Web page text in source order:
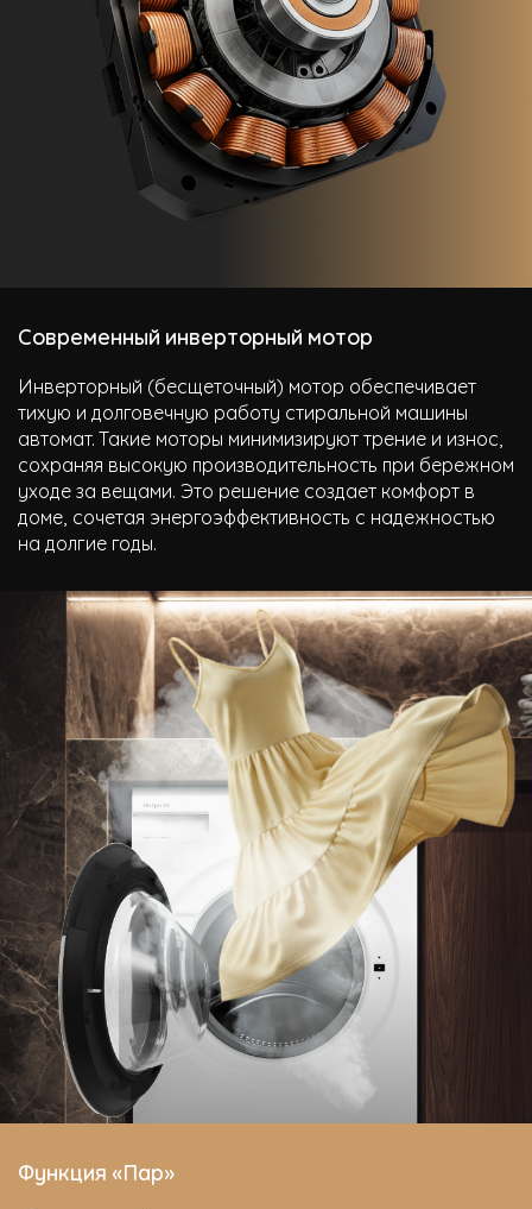
Современный инверторный мотор
Инверторный (бесщеточный) мотор обеспечивает
тихую и долговечную работу стиральной машины
автомат. Такие моторы минимизируют трение и износ,
сохраняя высокую производительность при бережном
уходе за вещами. Это решение создает комфорт в
доме, сочетая энергоэффективность с надежностью
на долгие годы.
Функция «Пар»